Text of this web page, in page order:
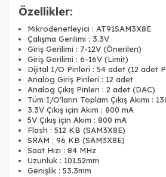
Özellikler:
Mikrodenetleyici : AT91SAM3X8E
Çalışma Gerilimi : 3.3V
Giriş Gerilimi : 7-12V (Önerilen)
Giriş Gerilimi : 6-16V (Limit)
Dijital I/O Pinleri : 54 adet (12 adet
Analog Giriş Pinleri : 12 adet
Analog Çıkış Pinleri : 2 adet (DAC)
Tüm I/O'ların Toplam Çıkış Akımı :
3.3V Çıkış için Akım : 800 mA
5V Çıkış için Akım : 800 mA
Flash : 512 KB (SAM3X8E)
SRAM : 96 KB (SAM3X8E)
Saat Hızı : 84 MHz
Uzunluk : 101.52mm
Genişlik : 53.3mm